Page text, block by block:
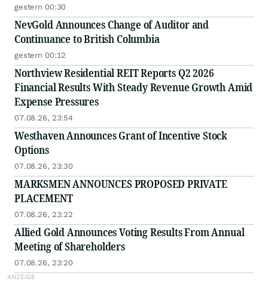
gestern 00:30
NevGold Announces Change of Auditor and
Continuance to British Columbia
gestern 00:12
Northview Residential REIT Reports Q2 2026
Financial Results With Steady Revenue Growth Amid
Expense Pressures
07.08.26, 23:54
Westhaven Announces Grant of Incentive Stock
Options
07.08.26, 23:30
MARKSMEN ANNOUNCES PROPOSED PRIVATE
PLACEMENT
07.08.26, 23:22
Allied Gold Announces Voting Results From Annual
Meeting of Shareholders
07.08.26, 23:20